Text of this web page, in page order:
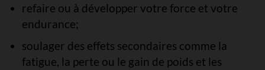
refaire ou à développer votre force et votre
endurance;
soulager des effets secondaires comme la
fatigue, la perte ou le gain de poids et les